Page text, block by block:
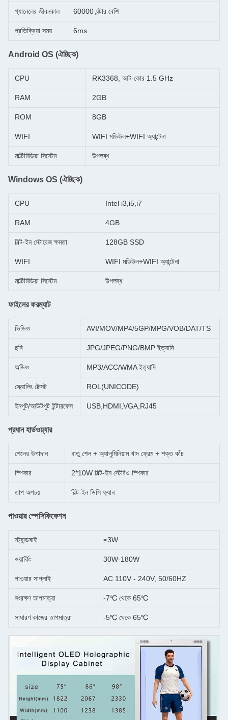
প্যানেলের জীবনকাল 60000 ঘন্টার বেশি
প্রতিক্রিয়া সময় 6ms
Android OS (ঐচ্ছিক)
CPU RK3368, আট-কোর 1.5 GHz
RAM 2GB
ROM 8GB
WIFI WIFI মডিউল+WIFI অ্যান্টেনা
মাল্টিমিডিয়া সিস্টেম উপলব্ধ
Windows OS (ঐচ্ছিক)
CPU Intel i3,i5,i7
RAM 4GB
বিল্ট-ইন স্টোরেজ ক্ষমতা 128GB SSD
WIFI WIFI মডিউল+WIFI অ্যান্টেনা
মাল্টিমিডিয়া সিস্টেম উপলব্ধ
ফাইলের ফরম্যাট
ভিডিও AVI/MOV/MP4/5GP/MPG/VOB/DAT/TS
ছবি JPG/JPEG/PNG/BMP ইত্যাদি
অডিও MP3/ACC/WMA ইত্যাদি
স্ক্রোলিং টেক্সট ROL(UNICODE)
ইনপুট/আউটপুট ইন্টারফেস USB,HDMI,VGA,RJ45
প্রধান হার্ডওয়্যার
শেলের উপাদান ধাতু শেল + অ্যালুমিনিয়াম খাদ ফ্রেম + শক্ত কাঁচ
স্পিকার 2*10W বিল্ট-ইন স্টেরিও স্পিকার
তাপ অপচয় বিল্ট-ইন ডিসি ফ্যান
পাওয়ার স্পেসিফিকেশন
স্ট্যান্ডবাই ≤3W
ওয়ার্কিং 30W-180W
পাওয়ার সাপ্লাই AC 110V - 240V, 50/60HZ
সংরক্ষণ তাপমাত্রা -7℃ থেকে 65℃
সাধারণ কাজের তাপমাত্রা -5℃ থেকে 65℃